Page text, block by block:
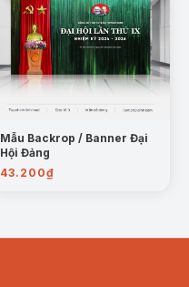
Mẫu Backrop / Banner Đại
Hội Đảng
43.200₫